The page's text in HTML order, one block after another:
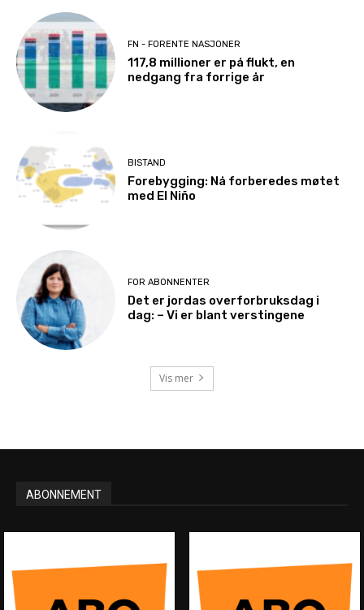
FN - FORENTE NASJONER
117,8 millioner er på flukt, en
nedgang fra forrige år
BISTAND
Forebygging: Nå forberedes møtet
med El Niño
FOR ABONNENTER
Det er jordas overforbruksdag i
dag: – Vi er blant verstingene
Vis mer
ABONNEMENT